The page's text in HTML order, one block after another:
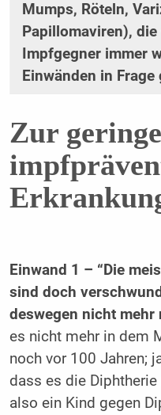
Mumps, Röteln,
Papillomaviren),
Impfgegner immer
Einwänden in
Zur
Einwand 1 – “Die
sind doch
deswegen nicht mehr
es nicht mehr in dem
noch vor 100 Jahren;
dass es die
also ein Kind gegen